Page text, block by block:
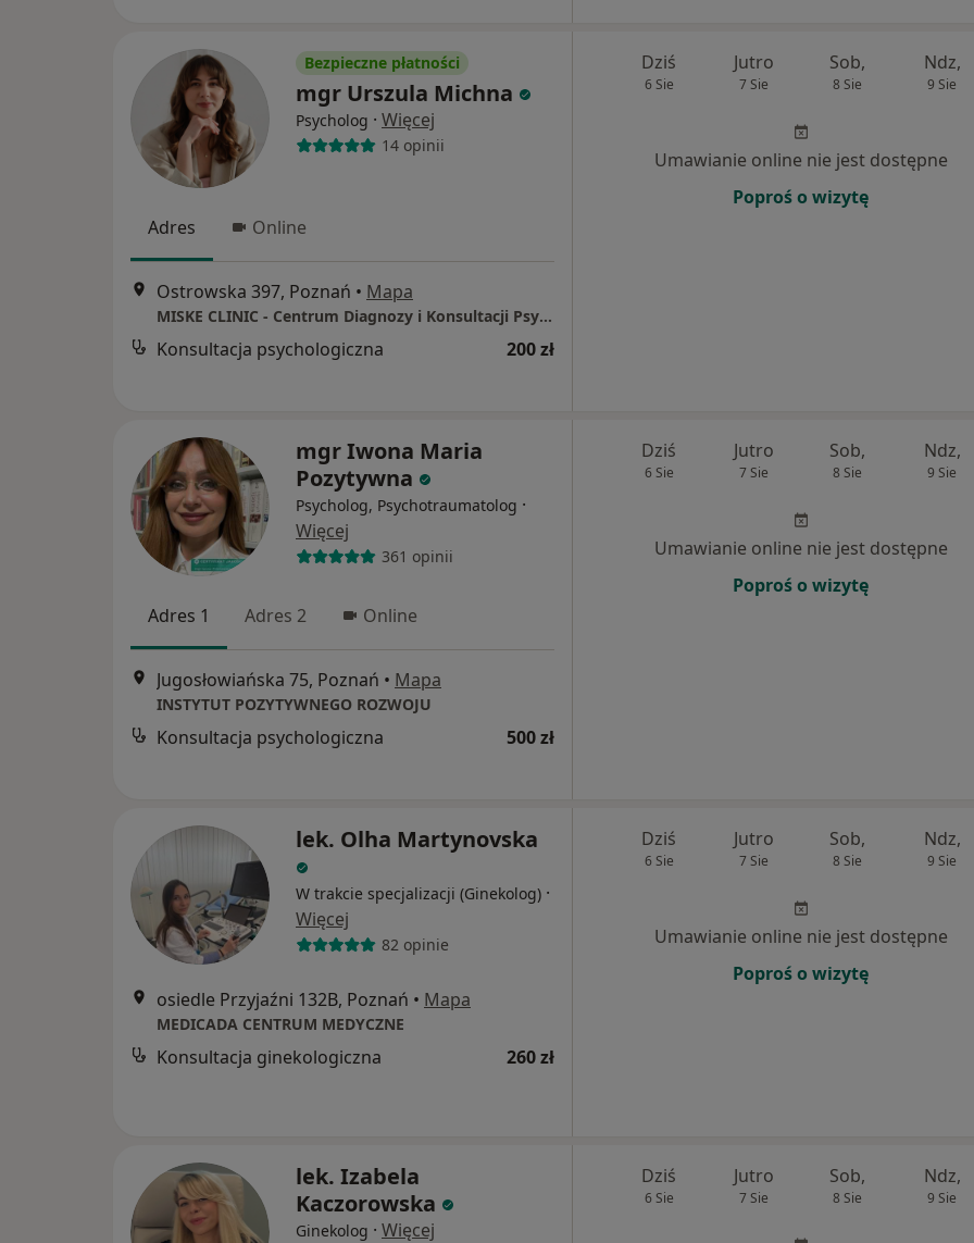
Bezpieczne płatności
mgr Urszula Michna
Psycholog · Więcej
14 opinii
Adres Online
Ostrowska 397, Poznań • Mapa
MISKE CLINIC - Centrum Diagnozy i Konsultacji Psychologicznej
Konsultacja psychologiczna 200 zł
Dziś
6 Sie
Jutro
7 Sie
Sob,
8 Sie
Ndz,
9 Sie
Umawianie online nie jest dostępne
Poproś o wizytę
mgr Iwona Maria
Pozytywna
Psycholog, Psychotraumatolog ·
Więcej
361 opinii
Adres 1 Adres 2 Online
Jugosłowiańska 75, Poznań • Mapa
INSTYTUT POZYTYWNEGO ROZWOJU
Konsultacja psychologiczna 500 zł
Dziś
6 Sie
Jutro
7 Sie
Sob,
8 Sie
Ndz,
9 Sie
Umawianie online nie jest dostępne
Poproś o wizytę
lek. Olha Martynovska
W trakcie specjalizacji (Ginekolog) ·
Więcej
82 opinie
osiedle Przyjaźni 132B, Poznań • Mapa
MEDICADA CENTRUM MEDYCZNE
Konsultacja ginekologiczna 260 zł
Dziś
6 Sie
Jutro
7 Sie
Sob,
8 Sie
Ndz,
9 Sie
Umawianie online nie jest dostępne
Poproś o wizytę
lek. Izabela
Kaczorowska
Ginekolog · Więcej
Dziś
6 Sie
Jutro
7 Sie
Sob,
8 Sie
Ndz,
9 Sie